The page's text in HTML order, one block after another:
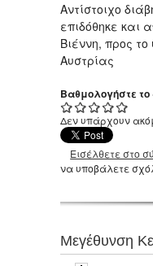
Αντίστοιχο
επιδόθηκε και
Βιέννη, προς
Αυστρίας
Βαθμολογήστε το
Δεν υπάρχουν
Εισέλθετε στο
να υποβάλετε
Μεγέθυνση